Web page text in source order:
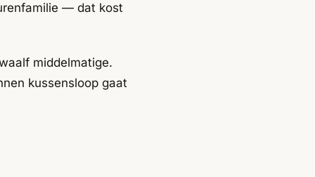
— dat kost
middelmatige.
kussensloop gaat